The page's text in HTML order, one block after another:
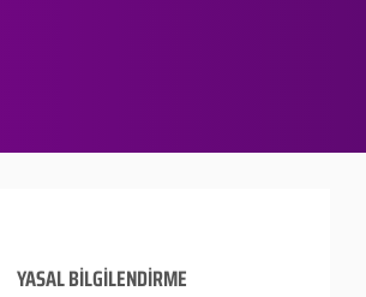
YASAL BİLGİLENDİRME